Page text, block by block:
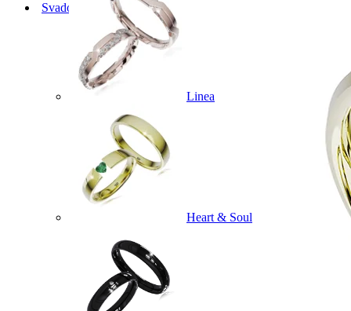
Svadobné obrúčky
Linea
Heart & Soul